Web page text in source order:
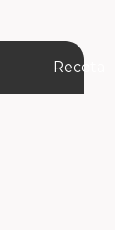
Receta